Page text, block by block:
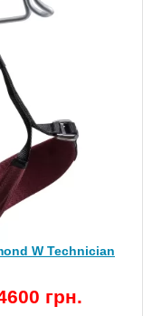
W Technician
грн.